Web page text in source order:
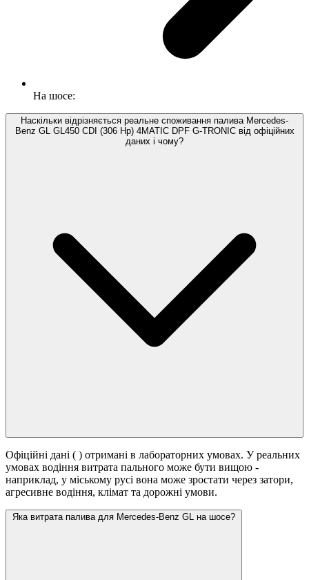
На шосе:
Наскільки відрізняється реальне споживання палива Mercedes-
Benz GL GL450 CDI (306 Hp) 4MATIC DPF G-TRONIC від офіційних
даних і чому?
Офіційні дані ( ) отримані в лабораторних умовах. У реальних
умовах водіння витрата пального може бути вищою -
наприклад, у міському русі вона може зростати через затори,
агресивне водіння, клімат та дорожні умови.
Яка витрата палива для Mercedes-Benz GL на шосе?